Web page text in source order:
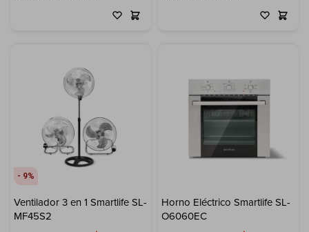
9
Ventilador 3 en 1 Smartlife SL-
MF45S2
Horno Eléctrico Smartlife SL-
O6060EC
Tiendas